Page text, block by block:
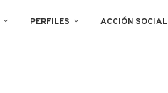
PERFILES ACCIÓN SOCIAL